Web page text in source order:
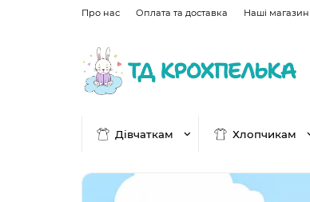
Про нас Оплата та доставка Наші
Дівчаткам Хлопчикам